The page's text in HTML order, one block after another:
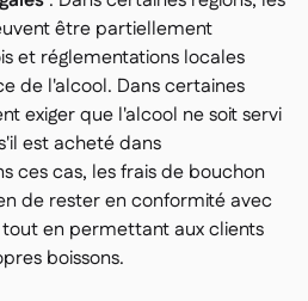
être partiellement
et réglementations locales
de l'alcool. Dans certaines
exiger que l'alcool ne soit servi
est acheté dans
ces cas, les frais de bouchon
de rester en conformité avec
en permettant aux clients
boissons.